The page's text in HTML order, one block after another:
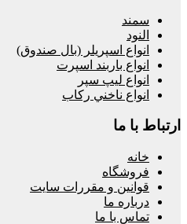
سمند
النود
انواع اسپريلر (بال صندوق)
انواع باربند اسپرت
انواع ليپ سپر
انواع ناخني ركاب
ارتباط با ما
خانه
فروشگاه
قوانین و مقررات سایت
درباره ما
تماس با ما